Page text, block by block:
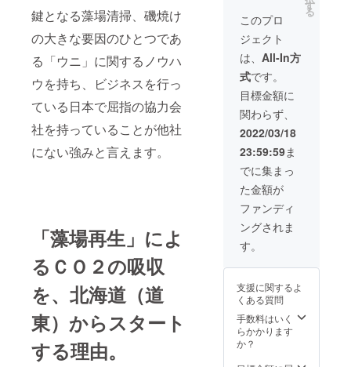
鍵となる藻場清掃、磯焼け
の大きな要因のひとつであ
る「ウニ」に関するノウハ
ウを持ち、ビジネスを行っ
ている日本で屈指の協力会
社を持っていることが他社
にない強みと言えます。
「藻場再生」によ
るＣＯ２の吸収
を、北海道（道
東）からスタート
する理由。
なった。地
方の農業・
漁業・畜産
業・加工業
の経営指導
を通じて地
域の元気を
創出するこ
とに特に力
を注いでい
る。その中
でも「北海
道・福島町
の『青の洞
今でも「町
おこし」の
大きな成功
事例となっ
れてお
す。
原産
地：北
海道 保
存方
法：－
18℃以
下 ※解
凍から
２日以
内にお
召し上
がりく
ださ
い。 ◎
平川水
産特製
塩水ウ
ニ
称：ウ
ニ（生
食用）
保存方
法：5℃
以下 原
射日
光、高
温多湿
を避け
て保存
してく
ださ
い。 ◎
北海道
産 熟
成牛肉
サーロ
イン
（230ｇ
×１）
名称：
北海道
熟成牛
原産
海道 保
存方
法：－
18℃以
下 ※解
松の
実、醤
油、小
麦、食
塩、甜
菜糖
（北海
道
産）、
梅巣、
米酢、
ごま、
みり
ん、
（一部
に大
豆、小
麦含
法：直
光、高
温多湿
を避け
て保存
してく
平川水
産特製
花ウニ
（100g
×５）
名称：
ウニ
（生食
用） 保
存方
法：
10℃以
下 原材
料：ウ
ニ、
ミョウ
バン ◎
昆布の
（500g
名称：
昆布
（北海
道産）
保存方
す
る
このプロ
ジェクト
は、 All-In方
式です。
目標金額に
関わらず、
2022/03/18
23:59:59ま
でに集まっ
た金額が
ファンディ
ングされま
す。
支援に関するよ
くある質問
手数料はいく
らかかります
か？